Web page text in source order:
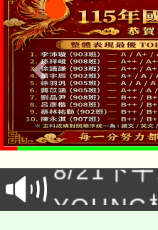
「本色
場熱烈
徵才活
YOUNG